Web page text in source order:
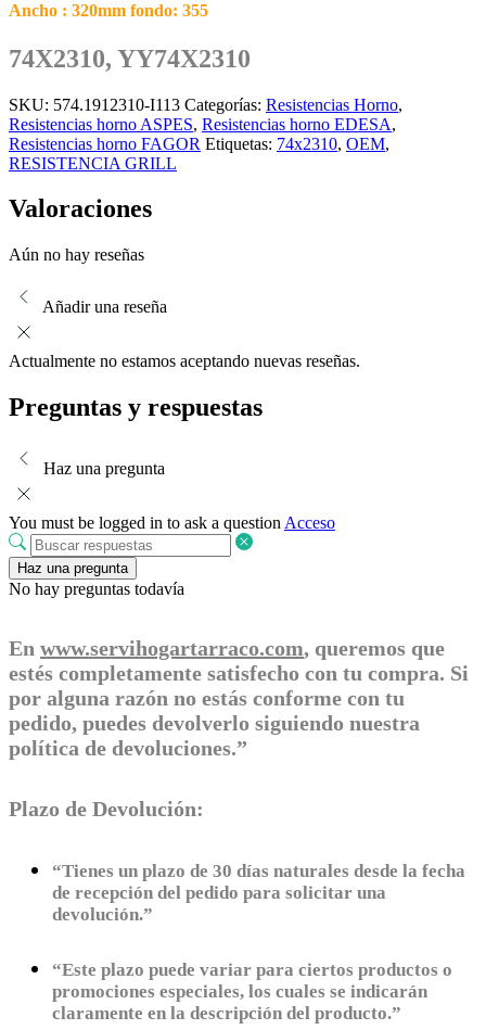
Ancho : 320mm fondo: 355
74X2310, YY74X2310
SKU: 574.1912310-I113 Categorías: Resistencias Horno,
Resistencias horno ASPES, Resistencias horno EDESA,
Resistencias horno FAGOR Etiquetas: 74x2310, OEM,
RESISTENCIA GRILL
Valoraciones
Aún no hay reseñas
Añadir una reseña
Actualmente no estamos aceptando nuevas reseñas.
Preguntas y respuestas
Haz una pregunta
You must be logged in to ask a question Acceso
Haz una pregunta
No hay preguntas todavía
En www.servihogartarraco.com, queremos que
estés completamente satisfecho con tu compra. Si
por alguna razón no estás conforme con tu
pedido, puedes devolverlo siguiendo nuestra
política de devoluciones.”
Plazo de Devolución:
“Tienes un plazo de 30 días naturales desde la fecha
de recepción del pedido para solicitar una
devolución.”
“Este plazo puede variar para ciertos productos o
promociones especiales, los cuales se indicarán
claramente en la descripción del producto.”